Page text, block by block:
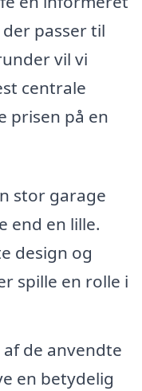
passer til
vil vi
centrale
prisen på en
stor garage
end en lille.
design og
spille en rolle i
de anvendte
en betydelig